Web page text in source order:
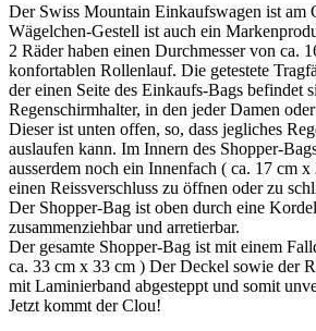
Der Swiss Mountain Einkaufswagen ist am
Wägelchen-Gestell ist auch ein
2 Räder haben einen Durchmesser von ca.
konfortablen Rollenlauf. Die getestete
der einen Seite des Einkaufs-Bags befindet
Regenschirmhalter, in den jeder Damen
Dieser ist unten offen, so, dass jegliches
auslaufen kann. Im Innern des Shopper-
ausserdem noch ein Innenfach ( ca. 17 cm
einen Reissverschluss zu öffnen oder zu
Der Shopper-Bag ist oben durch eine
zusammenziehbar und arretierbar.
Der gesamte Shopper-Bag ist mit einem
ca. 33 cm x 33 cm ) Der Deckel sowie der
mit Laminierband abgesteppt und somit
Jetzt kommt der Clou!